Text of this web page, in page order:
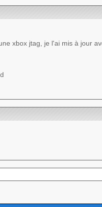
xbox jtag, je l'ai mis à jour